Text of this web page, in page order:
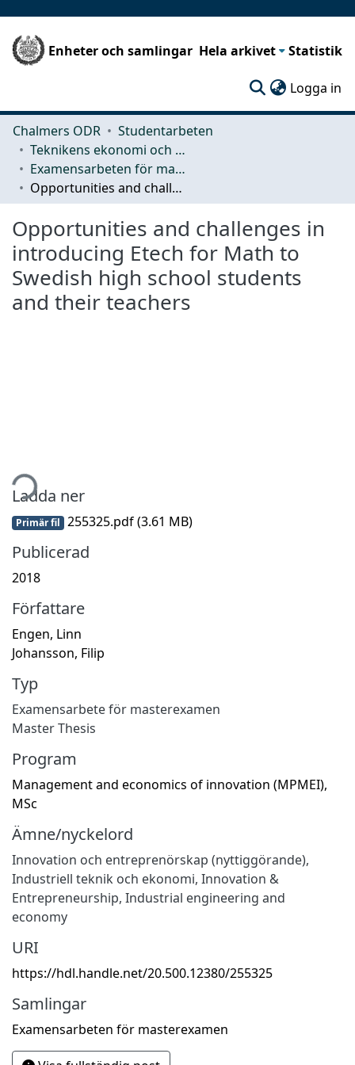
Enheter och samlingar Hela arkivet Statistik
Logga in
Chalmers ODR
Studentarbeten
Teknikens ekonomi och organisation
Examensarbeten för masterexamen
Opportunities and challenges in introducing Etech for Math to Swedish high school students and their teachers
Opportunities and challenges in
introducing Etech for Math to
Swedish high school students
and their teachers
Ladda ner
Primär fil 255325.pdf(3.61 MB)
Publicerad
2018
Författare
Engen, Linn
Johansson, Filip
Typ
Examensarbete för masterexamen
Master Thesis
Program
Management and economics of innovation (MPMEI),
MSc
Ämne/nyckelord
Innovation och entreprenörskap (nyttiggörande),
Industriell teknik och ekonomi, Innovation &
Entrepreneurship, Industrial engineering and
economy
URI
https://hdl.handle.net/20.500.12380/255325
Samlingar
Examensarbeten för masterexamen